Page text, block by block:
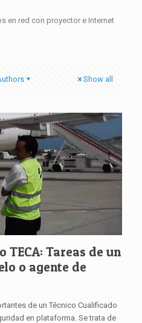
en red con proyector e Internet
Show all
TECA: Tareas de un
o agente de
de un Técnico Cualificado
en plataforma. Se trata de